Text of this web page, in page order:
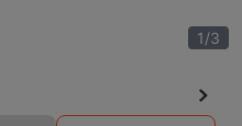
1/3